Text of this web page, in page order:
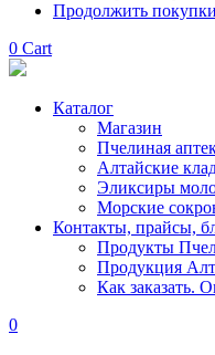
Продолжить покупки
0 Cart
Каталог
Магазин
Пчелиная
Алтайские
Эликсиры
Морские
Контакты, прайсы,
Продукты
Продукция
Как заказать.
0